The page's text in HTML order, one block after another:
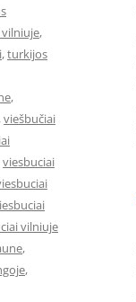
,
,turkijos
,
,viešbučiai
viesbuciai
vilniuje
,
,